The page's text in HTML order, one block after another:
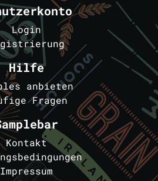
Login
Hilfe
anbieten
Fragen
Kontakt
Impressum